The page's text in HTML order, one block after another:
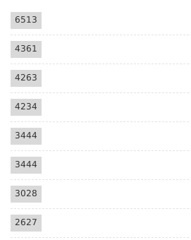
6513
4361
4263
4234
3444
3444
3028
2627